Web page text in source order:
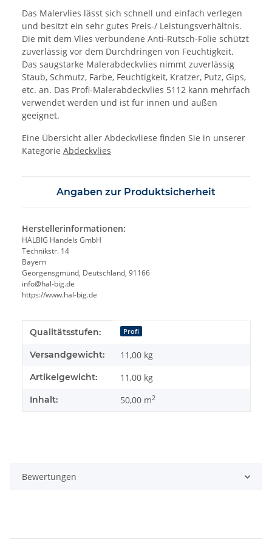
Das Malervlies lässt sich schnell und einfach verlegen
und besitzt ein sehr gutes Preis-/ Leistungsverhältnis.
Die mit dem Vlies verbundene Anti-Rutsch-Folie schützt
zuverlässig vor dem Durchdringen von Feuchtigkeit.
Das saugstarke Malerabdeckvlies nimmt zuverlässig
Staub, Schmutz, Farbe, Feuchtigkeit, Kratzer, Putz, Gips,
etc. an. Das Profi-Malerabdeckvlies 5112 kann mehrfach
verwendet werden und ist für innen und außen
geeignet.
Eine Übersicht aller Abdeckvliese finden Sie in unserer
Kategorie Abdeckvlies
Angaben zur Produktsicherheit
Herstellerinformationen:
HALBIG Handels GmbH
Technikstr. 14
Bayern
Georgensgmünd, Deutschland, 91166
info@hal-big.de
https://www.hal-big.de
Produkteigenschaft
Wert
Qualitätsstufen: Profi
Versandgewicht: 11,00 kg
Artikelgewicht: 11,00 kg
Inhalt: 50,00 m2
Bewertungen